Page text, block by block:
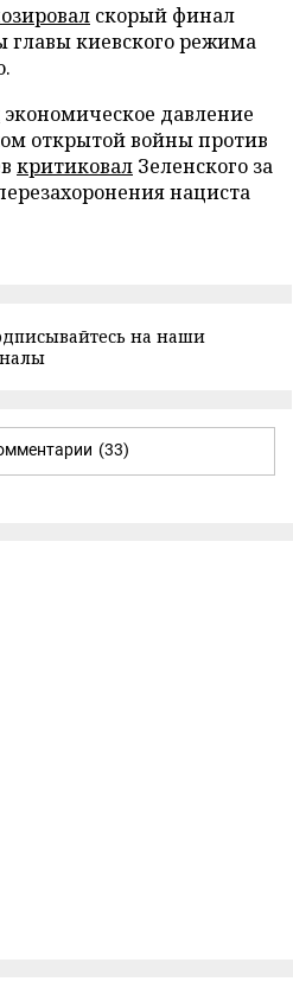
скорый финал
главы киевского режима
экономическое давление
открытой войны против
критиковал Зеленского за
нациста
на наши
(33)